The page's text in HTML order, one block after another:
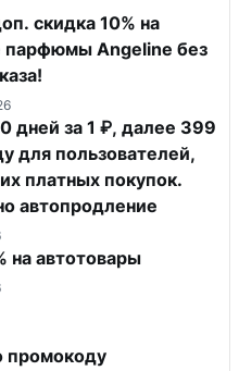
скидка 10% на
парфюмы Angeline без
дней за 1 ₽, далее 399
для пользователей,
платных покупок.
автопродление
на автотовары
промокоду